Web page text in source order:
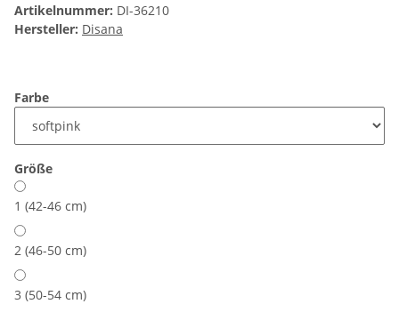
Artikelnummer: DI-36210
Hersteller: Disana
Farbe
Größe
1 (42-46 cm)
2 (46-50 cm)
3 (50-54 cm)